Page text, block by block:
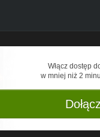
Włącz dostęp
w mniej niż 2